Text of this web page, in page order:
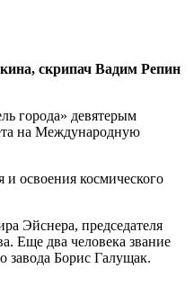
скрипач Вадим Репин
города» девятерым
на Международную
освоения космического
Эйснера, председателя
Еще два человека звание
завода Борис Галущак.